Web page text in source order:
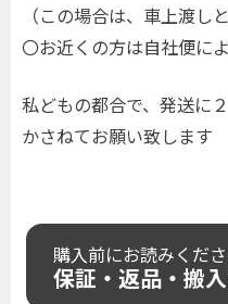
（この場合は、車上渡し
〇お近くの方は自社便に
私どもの都合で、発送に
かさねてお願い致します
購入前にお読みくだ
保証・返品・搬